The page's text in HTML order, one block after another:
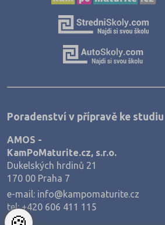
Rychnov nad Kněžnou (81)
Sokolov (52)
Šumperk (111)
Tachov (41)
Teplice (76)
Trutnov (106)
Třebíč (98)
Poradenství v přípravě ke studiu
AMOS -
KamPoMaturite.cz, s.r.o.
Dukelských hrdinů 21
170 00 Praha 7
e-mail: info@kampomaturite.cz
tel:+420 606 411 115